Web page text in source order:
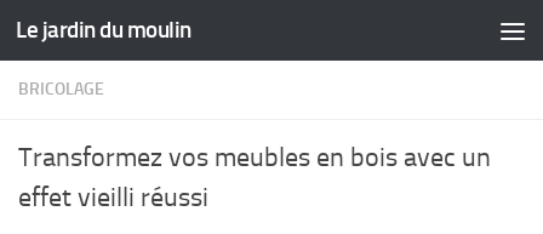
Skip to content
Le jardin du moulin
BRICOLAGE
Transformez vos meubles en bois avec un
effet vieilli réussi